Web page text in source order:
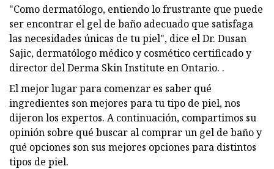
"Como dermatólogo, entiendo lo frustrante que puede
ser encontrar el gel de baño adecuado que satisfaga
las necesidades únicas de tu piel", dice el Dr. Dusan
Sajic, dermatólogo médico y cosmético certificado y
director del Derma Skin Institute en Ontario. .
El mejor lugar para comenzar es saber qué
ingredientes son mejores para tu tipo de piel, nos
dijeron los expertos. A continuación, compartimos su
opinión sobre qué buscar al comprar un gel de baño y
qué opciones son sus mejores opciones para distintos
tipos de piel.